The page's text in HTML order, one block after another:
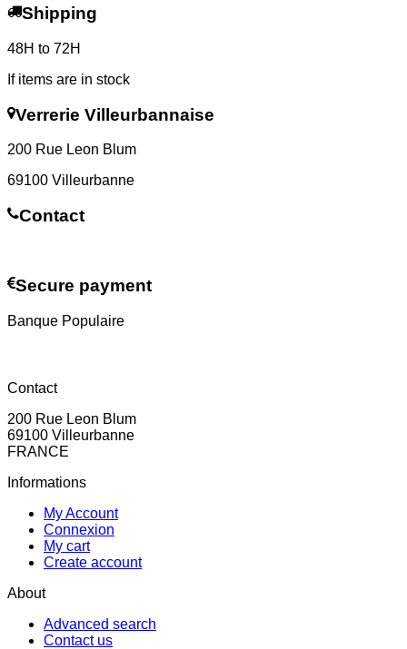
Shipping
48H to 72H
If items are in stock
Verrerie Villeurbannaise
200 Rue Leon Blum
69100 Villeurbanne
Contact
Secure payment
Banque Populaire
Contact
200 Rue Leon Blum
69100 Villeurbanne
FRANCE
Informations
My Account
Connexion
My cart
Create account
About
Advanced search
Contact us